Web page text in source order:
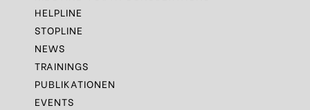
HELPLINE
STOPLINE
NEWS
TRAININGS
PUBLIKATIONEN
EVENTS